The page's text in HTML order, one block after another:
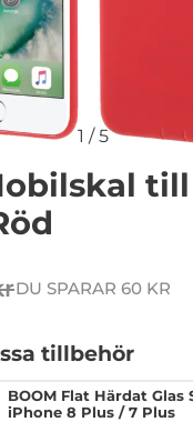
1 /5
pris
DU SPARAR 60 KR
tillbehör
BOOM Flat Härdat Glas
iPhone 8 Plus / 7 Plus